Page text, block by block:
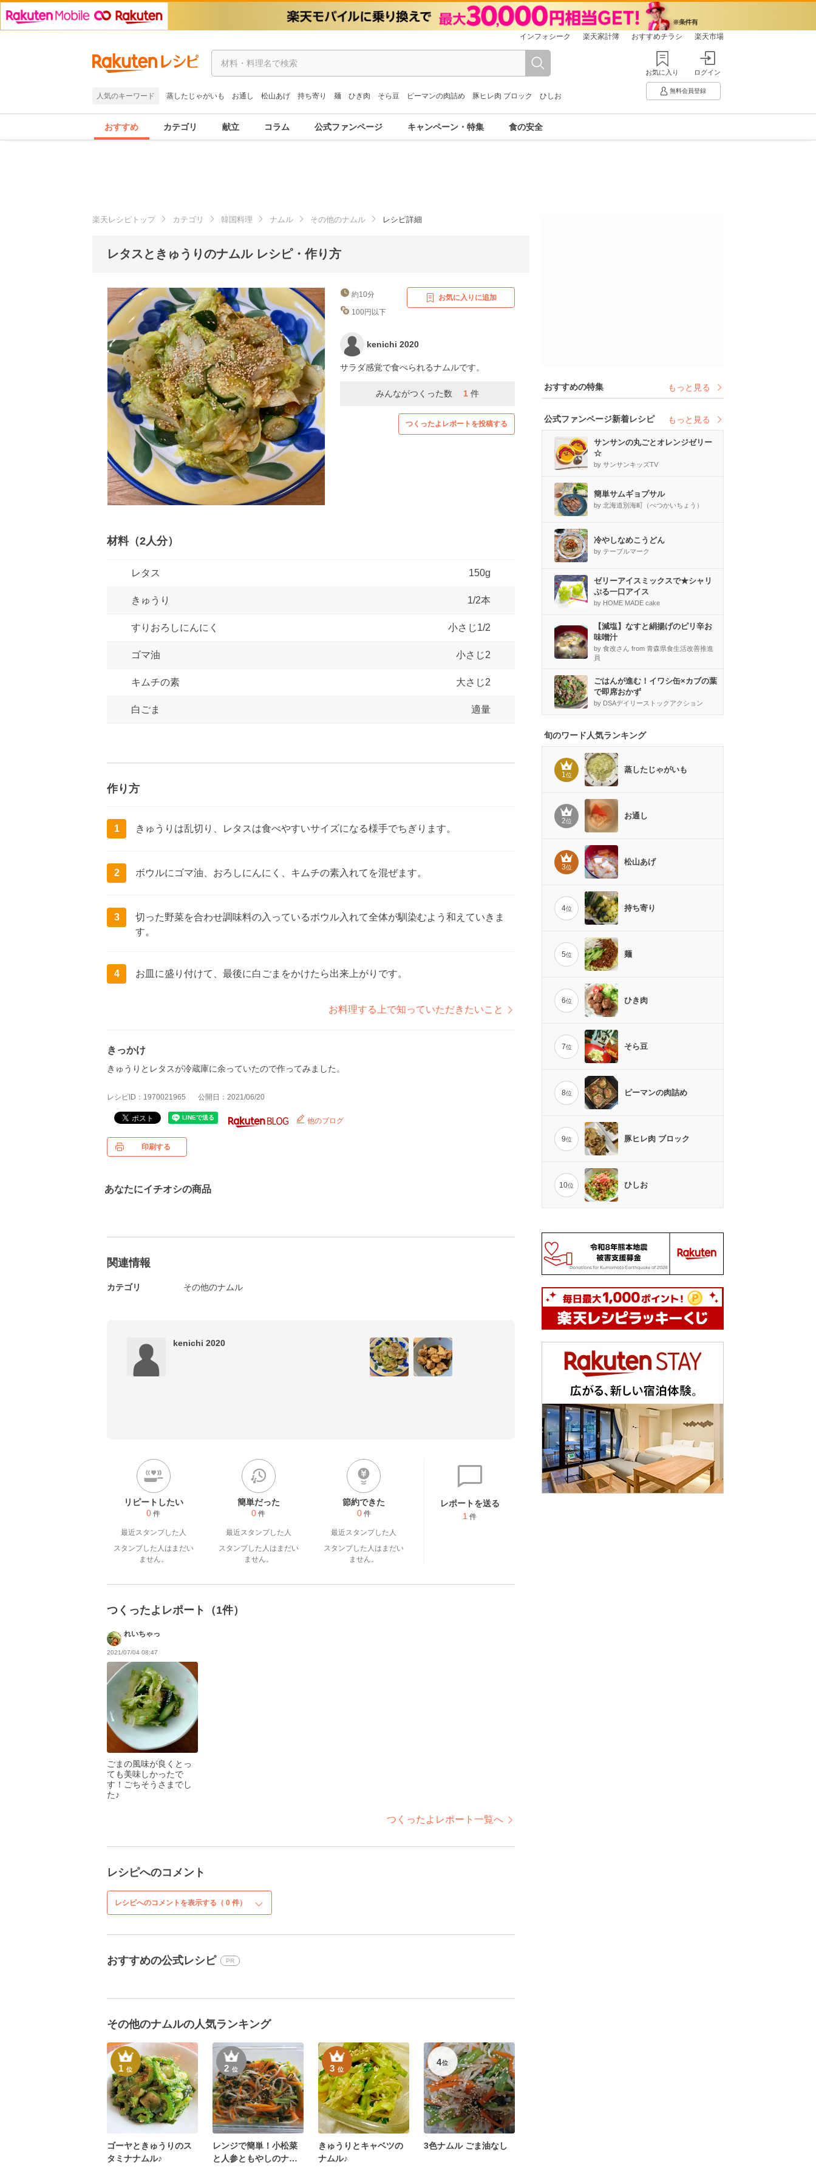
インフォシーク 楽天家計簿 おすすめチラシ 楽天市場
人気のキーワード 蒸したじゃがいも お通し 松山あげ 持ち寄り 麺 ひき肉 そら豆 ピーマンの肉詰め 豚ヒレ肉 ブロック ひしお
お気に入り ログイン
無料会員登録
おすすめ カテゴリ 献立 コラム 公式ファンページ キャンペーン・特集 食の安全
楽天レシピトップ カテゴリ 韓国料理 ナムル その他のナムル レシピ詳細
レタスときゅうりのナムル レシピ・作り方
約10分
100円以下
お気に入りに追加
kenichi 2020
サラダ感覚で食べられるナムルです。
みんながつくった数 1 件
つくったよレポートを投稿する
材料（2人分）
レタス 150g
きゅうり 1/2本
すりおろしにんにく 小さじ1/2
ゴマ油 小さじ2
キムチの素 大さじ2
白ごま 適量
作り方
1 きゅうりは乱切り、レタスは食べやすいサイズになる様手でちぎります。
2 ボウルにゴマ油、おろしにんにく、キムチの素入れてを混ぜます。
3
切った野菜を合わせ調味料の入っているボウル入れて全体が馴染むよう和えていきま
す。
4 お皿に盛り付けて、最後に白ごまをかけたら出来上がりです。
お料理する上で知っていただきたいこと
きっかけ
きゅうりとレタスが冷蔵庫に余っていたので作ってみました。
レシピID：1970021965 公開日：2021/06/20
他のブログ
印刷する
あなたにイチオシの商品
関連情報
カテゴリ その他のナムル
kenichi 2020
リピートしたい
0 件
最近スタンプした人
スタンプした人はまだい
ません。
簡単だった
0 件
最近スタンプした人
スタンプした人はまだい
ません。
節約できた
0 件
最近スタンプした人
スタンプした人はまだい
ません。
レポートを送る
1 件
つくったよレポート（1件）
れいちゃっ
2021/07/04 08:47
ごまの風味が良くとっ
ても美味しかったで
す！ごちそうさまでし
た♪
つくったよレポート一覧へ
レシピへのコメント
レシピへのコメントを表示する（ 0 件）
おすすめの公式レシピ PR
その他のナムルの人気ランキング
1位
ゴーヤときゅうりのス
タミナナムル♪
2位
レンジで簡単！小松菜
と人参ともやしのナム
3位
きゅうりとキャベツの
ナムル♪
4位
3色ナムル ごま油なし
おすすめの特集 もっと見る
公式ファンページ新着レシピ もっと見る
サンサンの丸ごとオレンジゼリー
☆
by サンサンキッズTV
簡単サムギョプサル
by 北海道別海町（べつかいちょう）
冷やしなめこうどん
by テーブルマーク
ゼリーアイスミックスで★シャリ
ぷる一口アイス
by HOME MADE cake
【減塩】なすと絹揚げのピリ辛お
味噌汁
by 食改さん from 青森県食生活改善推進
員
ごはんが進む！イワシ缶×カブの葉
で即席おかず
by DSAデイリーストックアクション
旬のワード人気ランキング
1位
蒸したじゃがいも
2位
お通し
3位
松山あげ
4位 持ち寄り
5位 麺
6位 ひき肉
7位 そら豆
8位 ピーマンの肉詰め
9位 豚ヒレ肉 ブロック
10位 ひしお